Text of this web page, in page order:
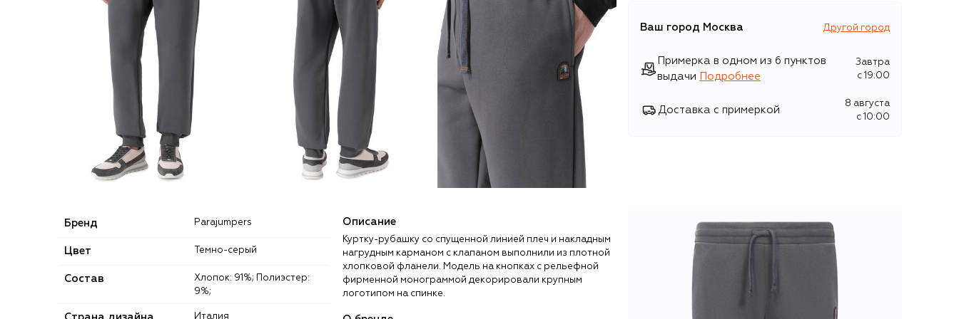
Ваш город Москва Другой город
Примерка в одном из 6 пунктов
выдачи
Подробнее
Завтра
c 19:00
Доставка с примеркой
8 августа
c 10:00
Бренд Parajumpers
Цвет Темно-серый
Состав
Хлопок: 91%; Полиэстер:
9%;
Италия
Описание
Куртку-рубашку со спущенной линией плеч и накладным
нагрудным карманом с клапаном выполнили из плотной
хлопковой фланели. Модель на кнопках с рельефной
фирменной монограммой декорировали крупным
логотипом на спинке.